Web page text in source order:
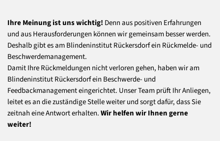
Ihre Meinung ist uns wichtig! Denn aus positiven Erfahrungen
und aus Herausforderungen können wir gemeinsam besser werden.
Deshalb gibt es am Blindeninstitut Rückersdorf ein Rückmelde- und
Beschwerdemanagement.
Damit Ihre Rückmeldungen nicht verloren gehen, haben wir am
Blindeninstitut Rückersdorf ein Beschwerde- und
Feedbackmanagement eingerichtet. Unser Team prüft Ihr Anliegen,
leitet es an die zuständige Stelle weiter und sorgt dafür, dass Sie
zeitnah eine Antwort erhalten.Wir helfen wir Ihnen gerne
weiter!